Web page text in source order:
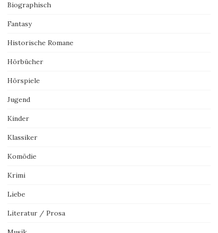
Biographisch
Fantasy
Historische Romane
Hörbücher
Hörspiele
Jugend
Kinder
Klassiker
Komödie
Krimi
Liebe
Literatur / Prosa